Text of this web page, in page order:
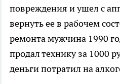
повреждения и ушел с
вернуть ее в рабочем
ремонта мужчина 1990
продал технику за 1000
деньги потратил на